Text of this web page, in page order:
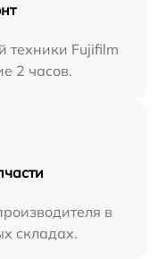
техники Fujifilm
2 часов.
в
складах.